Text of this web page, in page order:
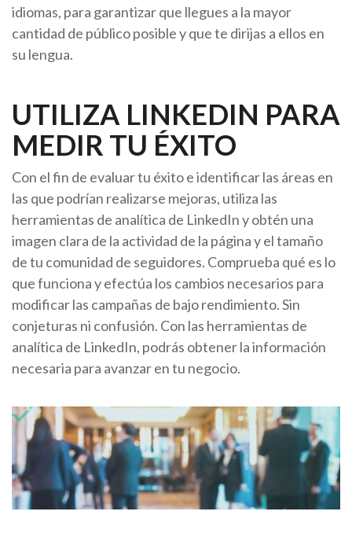
idiomas, para garantizar que llegues a la mayor
cantidad de público posible y que te dirijas a ellos en
su lengua.
UTILIZA LINKEDIN PARA
MEDIR TU ÉXITO
Con el fin de evaluar tu éxito e identificar las áreas en
las que podrían realizarse mejoras, utiliza las
herramientas de analítica de LinkedIn y obtén una
imagen clara de la actividad de la página y el tamaño
de tu comunidad de seguidores. Comprueba qué es lo
que funciona y efectúa los cambios necesarios para
modificar las campañas de bajo rendimiento. Sin
conjeturas ni confusión. Con las herramientas de
analítica de LinkedIn, podrás obtener la información
necesaria para avanzar en tu negocio.